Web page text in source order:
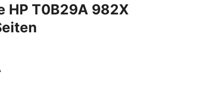
HP T0B29A 982X